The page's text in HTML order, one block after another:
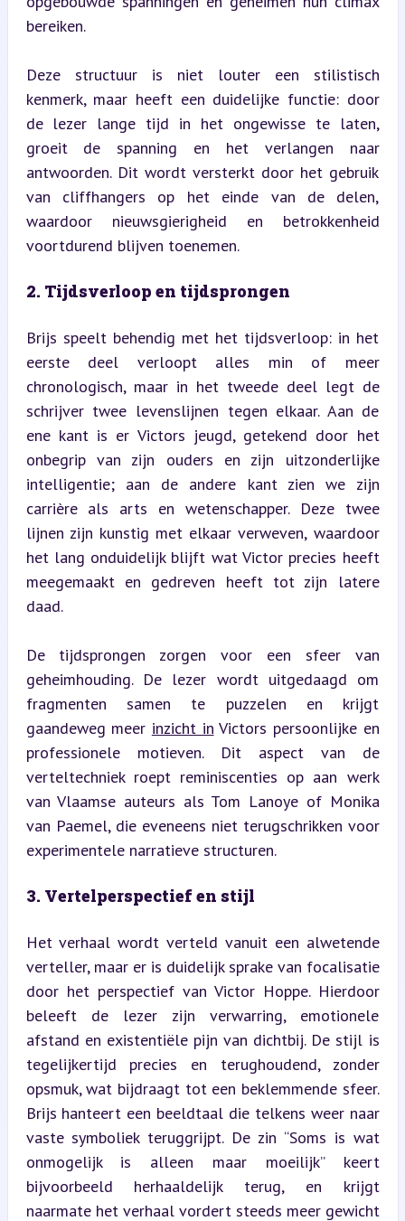
bereiken.
Deze structuur is niet louter een stilistisch
kenmerk, maar heeft een duidelijke functie: door
de lezer lange tijd in het ongewisse te laten,
groeit de spanning en het verlangen naar
antwoorden. Dit wordt versterkt door het gebruik
van cliffhangers op het einde van de delen,
waardoor nieuwsgierigheid en betrokkenheid
voortdurend blijven toenemen.
2. Tijdsverloop en tijdsprongen
Brijs speelt behendig met het tijdsverloop: in het
eerste deel verloopt alles min of meer
chronologisch, maar in het tweede deel legt de
schrijver twee levenslijnen tegen elkaar. Aan de
ene kant is er Victors jeugd, getekend door het
onbegrip van zijn ouders en zijn uitzonderlijke
intelligentie; aan de andere kant zien we zijn
carrière als arts en wetenschapper. Deze twee
lijnen zijn kunstig met elkaar verweven, waardoor
het lang onduidelijk blijft wat Victor precies heeft
meegemaakt en gedreven heeft tot zijn latere
daad.
De tijdsprongen zorgen voor een sfeer van
geheimhouding. De lezer wordt uitgedaagd om
fragmenten samen te puzzelen en krijgt
gaandeweg meer inzicht in Victors persoonlijke en
professionele motieven. Dit aspect van de
verteltechniek roept reminiscenties op aan werk
van Vlaamse auteurs als Tom Lanoye of Monika
van Paemel, die eveneens niet terugschrikken voor
experimentele narratieve structuren.
3. Vertelperspectief en stijl
Het verhaal wordt verteld vanuit een alwetende
verteller, maar er is duidelijk sprake van focalisatie
door het perspectief van Victor Hoppe. Hierdoor
beleeft de lezer zijn verwarring, emotionele
afstand en existentiële pijn van dichtbij. De stijl is
tegelijkertijd precies en terughoudend, zonder
opsmuk, wat bijdraagt tot een beklemmende sfeer.
Brijs hanteert een beeldtaal die telkens weer naar
vaste symboliek teruggrijpt. De zin “Soms is wat
onmogelijk is alleen maar moeilijk” keert
bijvoorbeeld herhaaldelijk terug, en krijgt
naarmate het verhaal vordert steeds meer gewicht